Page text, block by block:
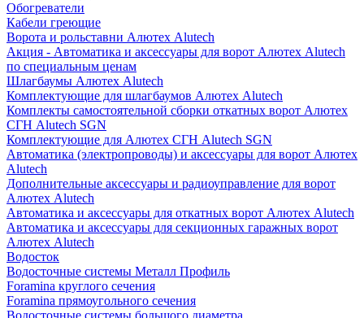
Обогреватели
Кабели греющие
Ворота и рольставни Алютех Alutech
Акция - Автоматика и аксессуары для ворот Алютех Alutech
по специальным ценам
Шлагбаумы Алютех Alutech
Комплектующие для шлагбаумов Алютех Alutech
Комплекты самостоятельной сборки откатных ворот Алютех
СГН Alutech SGN
Комплектующие для Алютех СГН Alutech SGN
Автоматика (электропроводы) и аксессуары для ворот Алютех
Alutech
Дополнительные аксессуары и радиоуправление для ворот
Алютех Alutech
Автоматика и аксессуары для откатных ворот Алютех Alutech
Автоматика и аксессуары для секционных гаражных ворот
Алютех Alutech
Водосток
Водосточные системы Металл Профиль
Foramina круглого сечения
Foramina прямоугольного сечения
Водосточные системы большого диаметра